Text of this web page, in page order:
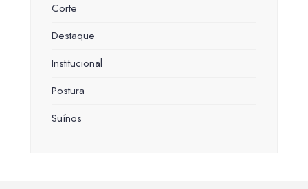
Corte
Destaque
Institucional
Postura
Suínos